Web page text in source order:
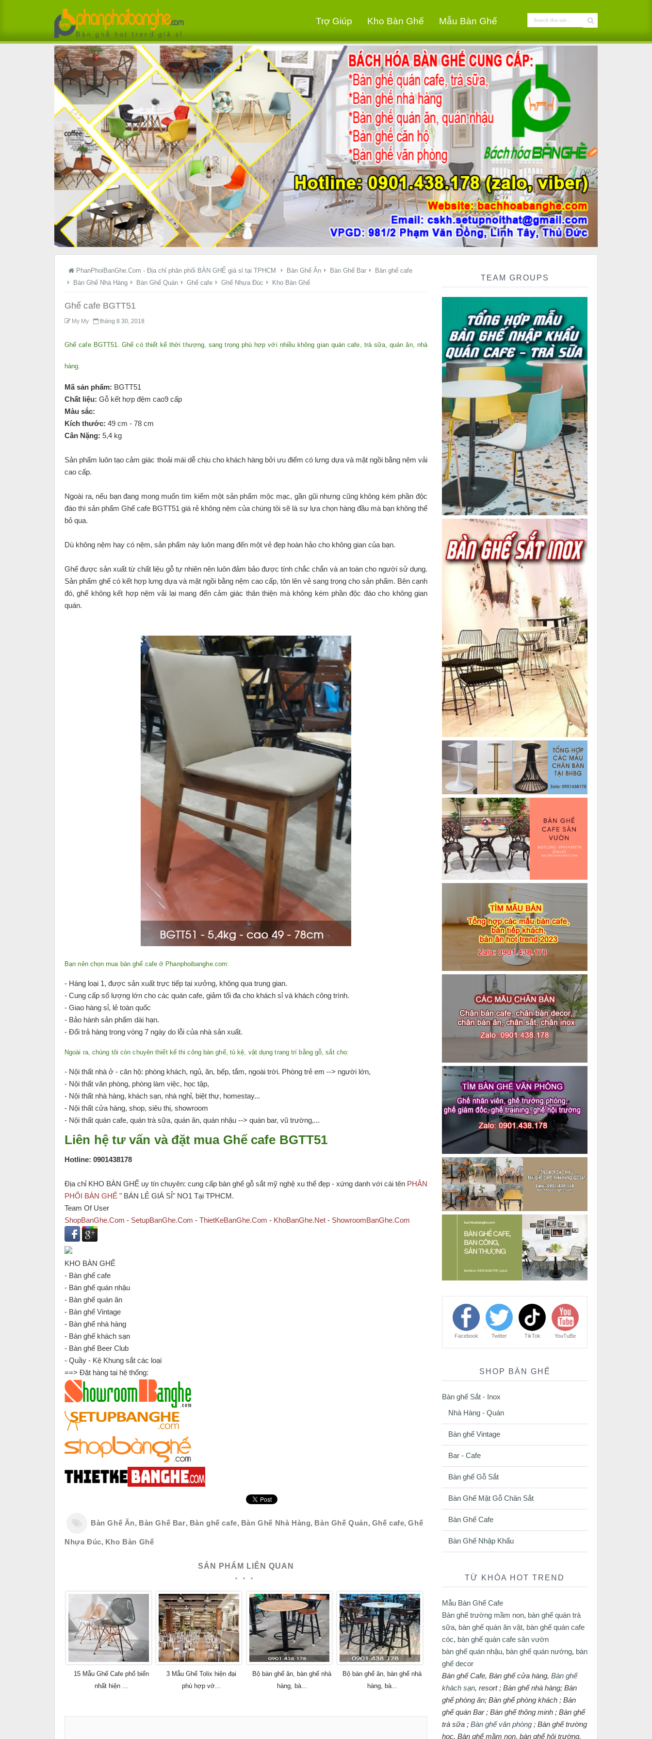
Trợ Giúp Kho Bàn Ghế Mẫu Bàn Ghế
PhanPhoiBanGhe.Com - Địa chỉ phân phối BÀN GHẾ giá sỉ tại TPHCM Bàn Ghế Ăn Bàn Ghế Bar
Bàn ghế cafe
Bàn Ghế Nhà Hàng
Bàn Ghế Quán Ghế cafe Ghế Nhựa Đúc Kho Bàn Ghế
Ghế cafe BGTT51
My My tháng 8 30, 2018
Ghế cafe BGTT51. Ghế có thiết kế thời thượng, sang trọng phù hợp với nhiều không gian quán cafe, trà sữa, quán ăn, nhà
hàng.
Mã sản phẩm: BGTT51
Chất liệu: Gỗ kết hợp đệm cao9 cấp
Màu sắc:
Kích thước: 49 cm - 78 cm
Cân Nặng: 5,4 kg
Sản phẩm luôn tạo cảm giác thoải mái dễ chịu cho khách hàng bởi ưu điểm có lưng dựa và mặt ngồi bằng nệm vải
cao cấp.
Ngoài ra, nếu bạn đang mong muốn tìm kiếm một sản phẩm mộc mạc, gần gũi nhưng cũng không kém phần độc
đáo thì sản phẩm Ghế cafe BGTT51 giá rẻ không nệm của chúng tôi sẽ là sự lựa chọn hàng đầu mà bạn không thể
bỏ qua.
Dù không nệm hay có nệm, sản phẩm này luôn mang đến một vẻ đẹp hoàn hảo cho không gian của bạn.
Ghế được sản xuất từ chất liệu gỗ tự nhiên nên luôn đảm bảo được tính chắc chắn và an toàn cho người sử dụng.
Sản phẩm ghế có kết hợp lưng dựa và mặt ngồi bằng nệm cao cấp, tôn lên vẻ sang trọng cho sản phẩm. Bên cạnh
đó, ghế không kết hợp nệm vải lại mang đến cảm giác thân thiện mà không kém phần độc đáo cho không gian
quán.
Bạn nên chọn mua bàn ghế cafe ở Phanphoibanghe.com:
- Hàng loại 1, được sản xuất trực tiếp tại xưởng, không qua trung gian.
- Cung cấp số lượng lớn cho các quán cafe, giảm tối đa cho khách sỉ và khách công trình.
- Giao hàng sỉ, lẻ toàn quốc
- Bảo hành sản phẩm dài hạn.
- Đổi trả hàng trong vòng 7 ngày do lỗi của nhà sản xuất.
Ngoài ra, chúng tôi còn chuyên thiết kế thi công bàn ghế, tủ kệ, vật dụng trang trí bằng gỗ, sắt cho:
- Nội thất nhà ở - căn hộ: phòng khách, ngủ, ăn, bếp, tắm, ngoài trời. Phòng trẻ em --> người lớn,
- Nội thất văn phòng, phòng làm việc, học tập,
- Nội thất nhà hàng, khách sạn, nhà nghỉ, biệt thự, homestay...
- Nội thất cửa hàng, shop, siêu thị, showroom
- Nội thất quán cafe, quán trà sữa, quán ăn, quán nhậu --> quán bar, vũ trường,...
Liên hệ tư vấn và đặt mua Ghế cafe BGTT51
Hotline: 0901438178
Địa chỉ KHO BÀN GHẾ uy tín chuyên: cung cấp bàn ghế gỗ sắt mỹ nghệ xu thế đẹp - xứng danh với cái tên PHÂN
PHỐI BÀN GHẾ " BÁN LẺ GIÁ SỈ" NO1 Tại TPHCM.
Team Of User
ShopBanGhe.Com - SetupBanGhe.Com - ThietKeBanGhe.Com - KhoBanGhe.Net - ShowroomBanGhe.Com
KHO BÀN GHẾ
- Bàn ghế cafe
- Bàn ghế quán nhậu
- Bàn ghế quán ăn
- Bàn ghế Vintage
- Bàn ghế nhà hàng
- Bàn ghế khách sạn
- Bàn ghế Beer Club
- Quầy - Kệ Khung sắt các loại
==> Đặt hàng tại hệ thống:
Bàn Ghế Ăn, Bàn Ghế Bar, Bàn ghế cafe, Bàn Ghế Nhà Hàng, Bàn Ghế Quán, Ghế cafe,Ghế
Nhựa Đúc, Kho Bàn Ghế
SẢN PHẨM LIÊN QUAN
15 Mẫu Ghế Cafe phổ biến
nhất hiện ...
3 Mẫu Ghế Tolix hiện đại
phù hợp vớ...
Bộ bàn ghế ăn, bàn ghế nhà
hàng, bà...
Bộ bàn ghế ăn, bàn ghế nhà
hàng, bà...
TEAM GROUPS
Facebook Twitter TikTok YouTuBe
SHOP BÀN GHẾ
Bàn ghế Sắt - Inox
Nhà Hàng - Quán
Bàn ghế Vintage
Bar - Cafe
Bàn ghế Gỗ Sắt
Bàn Ghế Mặt Gỗ Chân Sắt
Bàn Ghế Cafe
Bàn Ghế Nhập Khẩu
TỪ KHÓA HOT TREND
Mẫu Bàn Ghế Cafe
Bàn ghế trường mầm non, bàn ghế quán trà
sữa, bàn ghế quán ăn vặt, bàn ghế quán cafe
cóc, bàn ghế quán cafe sân vườn
bàn ghế quán nhậu, bàn ghế quán nướng, bàn
ghế decor
Bàn ghế Cafe, Bàn ghế cửa hàng, Bàn ghế
khách sạn, resort ; Bàn ghế nhà hàng; Bàn
ghế phòng ăn; Bàn ghế phòng khách ; Bàn
ghế quán Bar ; Bàn ghế thông minh ; Bàn ghế
trà sữa ; Bàn ghế văn phòng ; Bàn ghế trường
học, Bàn ghế mầm non, bàn ghế hội trường,